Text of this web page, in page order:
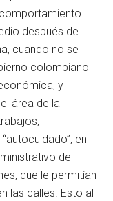
después de
cuando no se
colombiano
y
área de la
en
de
que le permitían
las calles. Esto al